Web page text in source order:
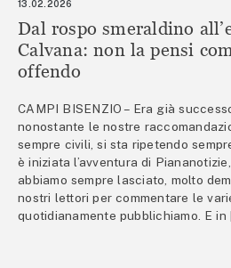
13.02.2026
Dal rospo smeraldino
Calvana: non la pensi
offendo
CAMPI BISENZIO – Era già
nonostante le nostre
sempre civili, si sta ripetendo
è iniziata l’avventura di
abbiamo sempre lasciato, molto
nostri lettori per commentare le
quotidianamente pubblichiamo. E in